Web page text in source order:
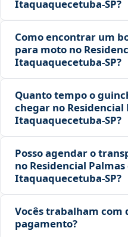
Itaquaquecetuba‑SP?
Como encontrar um
para moto no
Itaquaquecetuba‑SP?
Quanto tempo o
chegar no
Itaquaquecetuba‑SP?
Posso agendar o
no Residencial
Itaquaquecetuba‑SP?
Vocês trabalham com
pagamento?